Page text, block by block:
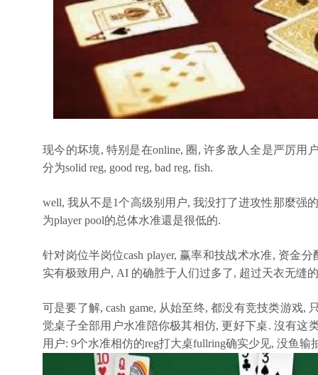
现今的坏境, 特别是在online, 圈, 许多敌人全是严厉用
分为solid reg, good reg, bad reg, fish.
well, 我从不是1个高级别用户, 我没打了进攻性那麼强
为player pool的总体水准還是很低的.
针对岗位半岗位cash player, 赢率和技战术水准, 资金
实有极致用户, AI 的确胜于人们过多了, 超过天衣无缝
可是要了解, cash game, 从始至终, 都没有竞技类游戏,
觉桌子全部用户水准陪你极其相仿, 更好下桌. 沒有这
用户: 9个水准相仿的reg打大桌fullring确实少见, 没鱼输